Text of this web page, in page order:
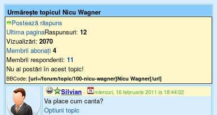
Urmărește topicul Nicu Wagner
Postează răspuns
Ultima paginaRaspunsuri: 12
Vizualizări: 2070
Membrii abonați 4
Membrii respondenti: 11
Nu ai postări în acest topic!
BBCode: [url=/forum/topic/100-nicu-wagner]Nicu Wagner[/url]
Silvian - miercuri, 16 februarie 2011 la 18:44:02
Va place cum canta?
Optiuni topic